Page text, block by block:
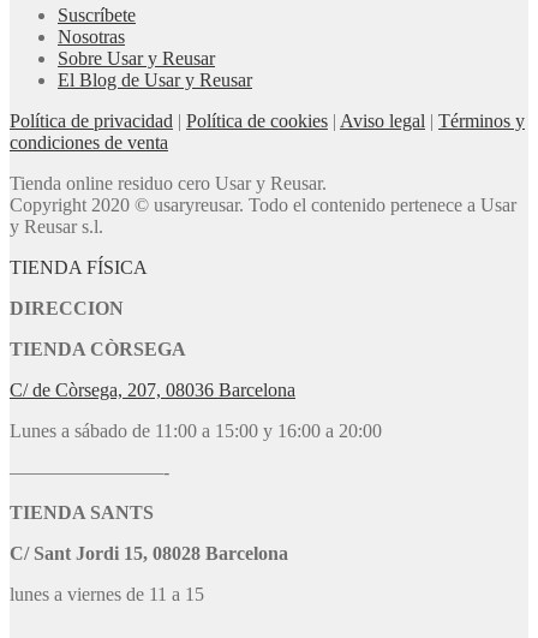
Suscríbete
Nosotras
Sobre Usar y Reusar
El Blog de Usar y Reusar
Política de privacidad | Política de cookies | Aviso legal | Términos y
condiciones de venta
Tienda online residuo cero Usar y Reusar.
Copyright 2020 © usaryreusar. Todo el contenido pertenece a Usar
y Reusar s.l.
TIENDA FÍSICA
DIRECCION
TIENDA CÒRSEGA
C/ de Còrsega, 207, 08036 Barcelona
Lunes a sábado de 11:00 a 15:00 y 16:00 a 20:00
————————-
TIENDA SANTS
C/ Sant Jordi 15, 08028 Barcelona
lunes a viernes de 11 a 15